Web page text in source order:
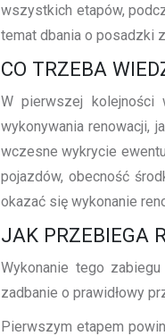
wszystkich etapów,
temat dbania o posadzki
CO TRZEBA
W pierwszej kolejności
wykonywania renowacji,
wczesne wykrycie
pojazdów, obecność
okazać się wykonanie
JAK PRZEBIEGA
Wykonanie tego
zadbanie o prawidłowy
Pierwszym etapem